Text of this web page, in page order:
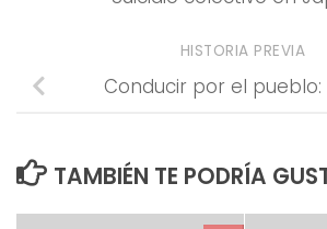
HISTORIA PREVIA
Conducir por el pueblo:
TAMBIÉN TE PODRÍA